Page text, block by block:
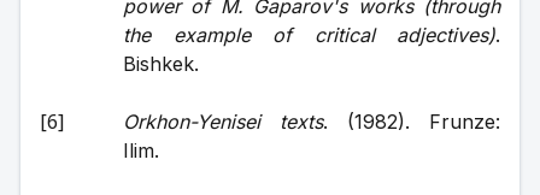
power of M. Gaparov's works (through
the example of critical adjectives).
Bishkek.
Orkhon-Yenisei texts. (1982). Frunze:
Ilim.